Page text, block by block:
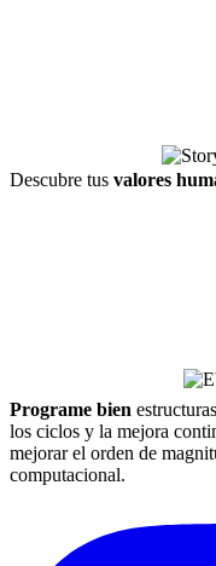
Descubre tus valores
Programe bien
los ciclos y la mejora
mejorar el orden de
computacional.